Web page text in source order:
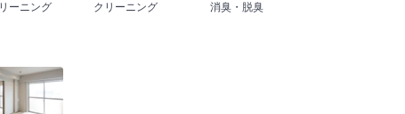
ーニング
クリーニング
消臭・脱臭